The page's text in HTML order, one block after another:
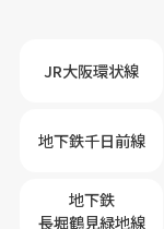
JR大阪環状線
地下鉄千日前線
地下鉄
長堀鶴見緑地線